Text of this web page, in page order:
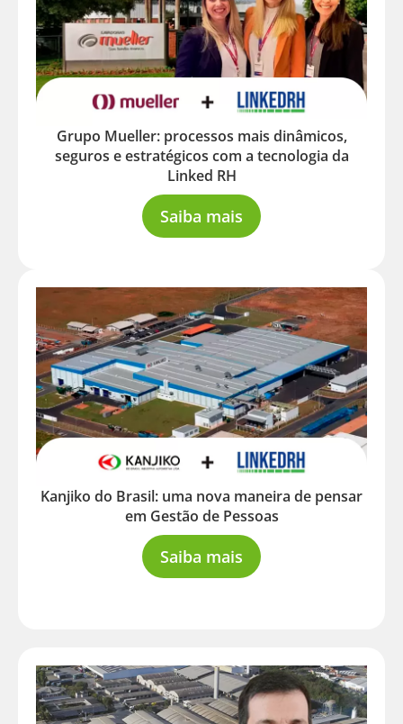
Grupo Mueller: processos mais dinâmicos,
seguros e estratégicos com a tecnologia da
Linked RH
Saiba mais
Kanjiko do Brasil: uma nova maneira de pensar
em Gestão de Pessoas
Saiba mais